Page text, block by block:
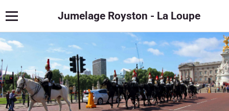
Jumelage Royston - La Loupe